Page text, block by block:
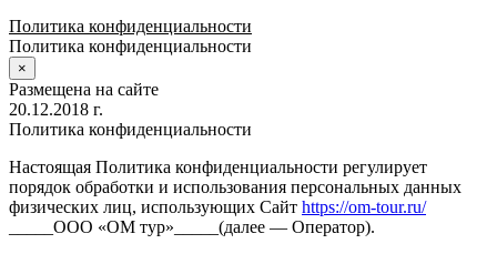
Политика конфиденциальности
Политика конфиденциальности
×
Размещена на сайте
20.12.2018 г.
Политика конфиденциальности
Настоящая Политика конфиденциальности регулирует
порядок обработки и использования персональных данных
физических лиц, использующих Сайт https://om-tour.ru/
_____ООО «ОМ тур»_____(далее — Оператор).